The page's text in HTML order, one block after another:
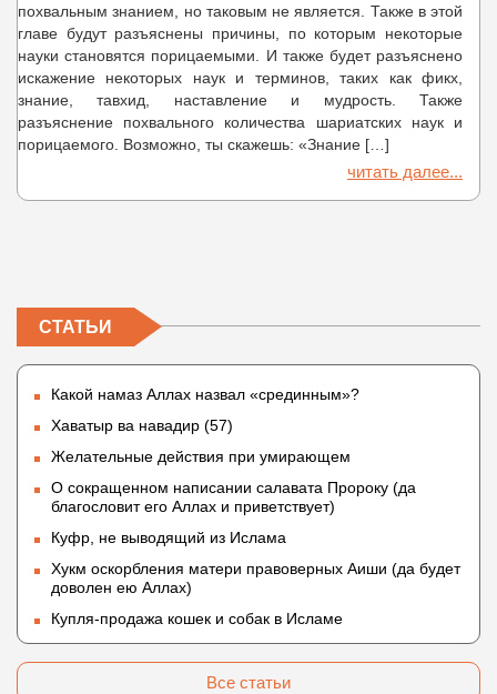
похвальным знанием, но таковым не является. Также в этой
главе будут разъяснены причины, по которым некоторые
науки становятся порицаемыми. И также будет разъяснено
искажение некоторых наук и терминов, таких как фикх,
знание, тавхид, наставление и мудрость. Также
разъяснение похвального количества шариатских наук и
порицаемого. Возможно, ты скажешь: «Знание […]
читать далее...
СТАТЬИ
Какой намаз Аллах назвал «срединным»?
Хаватыр ва навадир (57)
Желательные действия при умирающем
О сокращенном написании салавата Пророку (да
благословит его Аллах и приветствует)
Куфр, не выводящий из Ислама
Хукм оскорбления матери правоверных Аиши (да будет
доволен ею Аллах)
Купля-продажа кошек и собак в Исламе
Все статьи